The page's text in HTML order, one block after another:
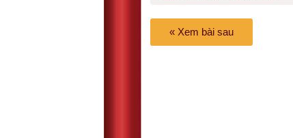
« Xem bài sau